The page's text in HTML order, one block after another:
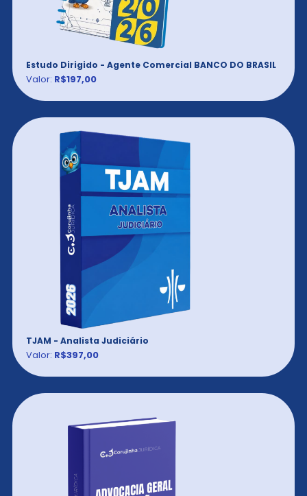
Estudo Dirigido - Agente Comercial BANCO DO BRASIL
Valor: R$197,00
TJAM - Analista Judiciário
Valor: R$397,00